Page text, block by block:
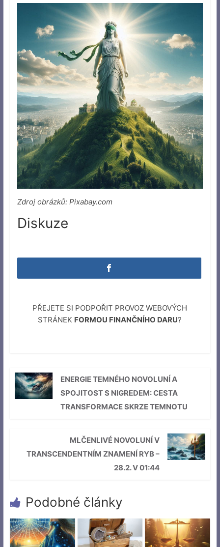
Zdroj obrázků: Pixabay.com
Diskuze
PŘEJETE SI PODPOŘIT PROVOZ WEBOVÝCH
STRÁNEK FORMOU FINANČNÍHO DARU?
ENERGIE TEMNÉHO NOVOLUNÍ A
SPOJITOST S NIGREDEM: CESTA
TRANSFORMACE SKRZE TEMNOTU
MLČENLIVÉ NOVOLUNÍ V
TRANSCENDENTNÍM ZNAMENÍ RYB –
28.2. V 01:44
Podobné články